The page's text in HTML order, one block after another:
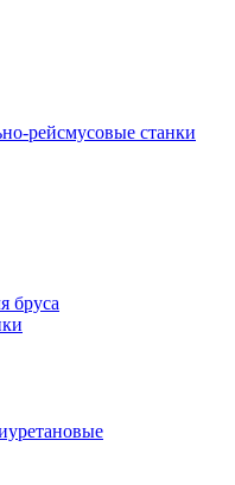
рейсмусовые станки
бруса